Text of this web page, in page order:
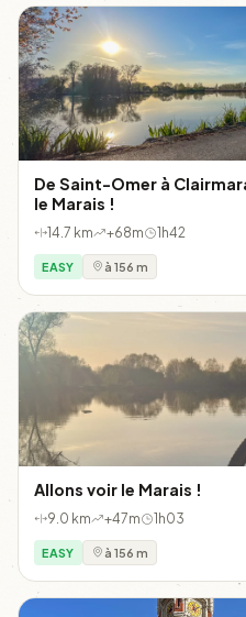
De Saint-Omer à
le Marais !
14.7 km +68m 1h42
EASY à 156 m
Allons voir le Marais !
9.0 km +47m 1h03
EASY à 156 m